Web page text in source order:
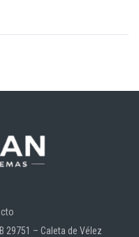
29751 – Caleta de Vélez